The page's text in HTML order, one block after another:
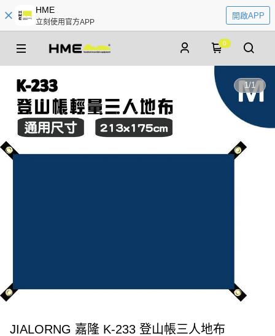
HME
立刻使用官方APP
開啟APP
0
1/1
JIALORNG 嘉隆 K-233 登山帳三人地布